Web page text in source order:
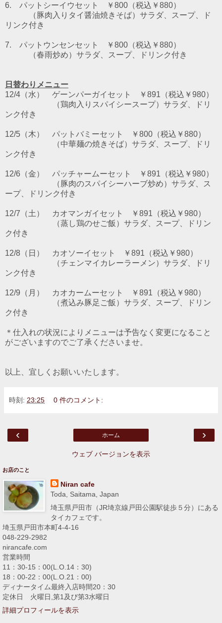
6. パットシーイウセット
￥800（税込￥880）
（豚肉入りタイ醤油焼きそば）サラダ、スープ、ド
リンク付き
7. パットウンセンセット
￥800（税込￥880）
（春雨炒め）サラダ、スープ、ドリンク付き
日替わりメニュー
12/4（水） ゲーンパーガイセット ￥891（税込￥980）
（鶏肉入りスパイシースープ）サラダ、ドリ
ンク付き
12/5（木） パットバミーセット ￥800（税込￥880）
（中華麺の焼きそば）サラダ、スープ、ドリ
ンク付き
12/6（金） パッチャームーセット ￥891（税込￥980）
（豚肉のスパイシーハーブ炒め）サラダ、ス
ープ、ドリンク付き
12/7（土） カオマンガイセット ￥891（税込￥980）
（蒸し鶏のせご飯）サラダ、スープ、ドリン
ク付き
12/8（日） カオソーイセット ￥891（税込￥980）
（チェンマイカレーラーメン）サラダ、ドリ
ンク付き
12/9（月） カオカームーセット ￥891（税込￥980）
（煮込み豚足ご飯）サラダ、スープ、ドリン
ク付き
＊仕入れの状況によりメニューは予告なく変更になること
がございますのでご了承くださいませ。
以上、宜しくお願いいたします。
時刻: 23:25 0 件のコメント:
‹ ›
ホーム
ウェブ バージョンを表示
お店のこと
Niran cafe
Toda, Saitama, Japan
埼玉県戸田市（JR埼京線戸田公園駅徒歩５分）にある
タイカフェです。
埼玉県戸田市本町4-4-16
048-229-2982
nirancafe.com
営業時間
11：30-15：00(L.O.14：30)
18：00-22：00(L.O.21：00)
ディナータイム最終入店時間20：30
定休日 火曜日,第1及び第3水曜日
詳細プロフィールを表示